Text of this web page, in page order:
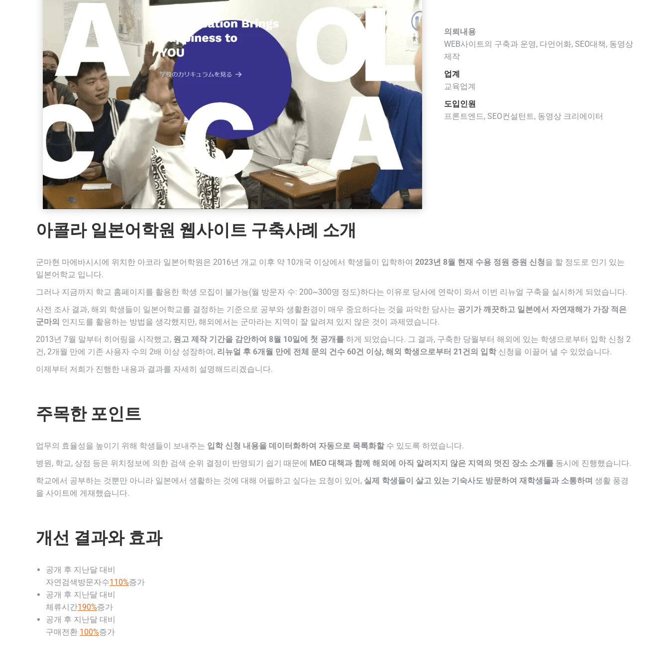
의뢰내용
WEB사이트의 구축과 운영, 다언어화, SEO대책, 동영상
제작
업계
교육업계
도입인원
프론트엔드, SEO컨설턴트, 동영상 크리에이터
아콜라 일본어학원 웹사이트 구축사례 소개
군마현 마에바시시에 위치한 아코라 일본어학원은 2016년 개교 이후 약 10개국 이상에서 학생들이 입학하여 2023년 8월 현재 수용 정원 증원 신청을 할 정도로 인기 있는
일본어학교 입니다.
그러나 지금까지 학교 홈페이지를 활용한 학생 모집이 불가능(월 방문자 수: 200~300명 정도)하다는 이유로 당사에 연락이 와서 이번 리뉴얼 구축을 실시하게 되었습니다.
사전 조사 결과, 해외 학생들이 일본어학교를 결정하는 기준으로 공부와 생활환경이 매우 중요하다는 것을 파악한 당사는 공기가 깨끗하고 일본에서 자연재해가 가장 적은
군마의 인지도를 활용하는 방법을 생각했지만, 해외에서는 군마라는 지역이 잘 알려져 있지 않은 것이 과제였습니다.
2013년 7월 말부터 히어링을 시작했고, 원고 제작 기간을 감안하여 8월 10일에 첫 공개를 하게 되었습니다. 그 결과, 구축한 당월부터 해외에 있는 학생으로부터 입학 신청 2
건, 2개월 만에 기존 사용자 수의 2배 이상 성장하여, 리뉴얼 후 6개월 만에 전체 문의 건수 60건 이상, 해외 학생으로부터 21건의 입학신청을 이끌어 낼 수 있었습니다.
이제부터 저희가 진행한 내용과 결과를 자세히 설명해드리겠습니다.
주목한 포인트
업무의 효율성을 높이기 위해 학생들이 보내주는 입학 신청 내용을 데이터화하여 자동으로 목록화할수 있도록 하였습니다.
병원, 학교, 상점 등은 위치정보에 의한 검색 순위 결정이 반영되기 쉽기 때문에 MEO 대책과 함께 해외에 아직 알려지지 않은 지역의 멋진 장소 소개를 동시에 진행했습니다.
학교에서 공부하는 것뿐만 아니라 일본에서 생활하는 것에 대해 어필하고 싶다는 요청이 있어, 실제 학생들이 살고 있는 기숙사도 방문하여 재학생들과 소통하며 생활 풍경
을 사이트에 게재했습니다.
개선 결과와 효과
공개 후 지난달 대비
자연검색방문자수110%증가
공개 후 지난달 대비
체류시간190%증가
공개 후 지난달 대비
구매전환 100%증가